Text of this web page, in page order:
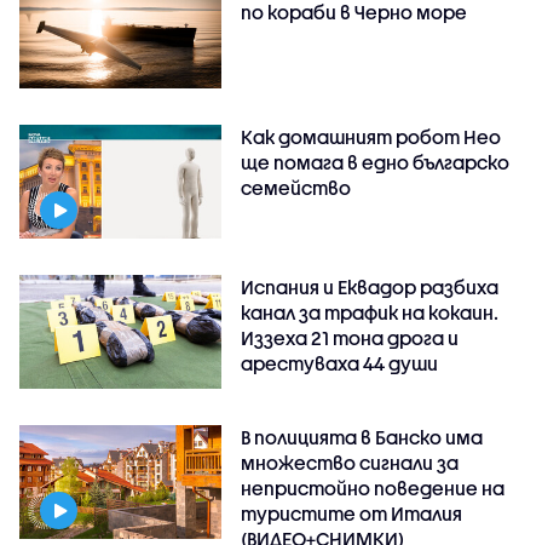
по кораби в Черно море
Как домашният робот Нео
ще помага в едно българско
семейство
Испания и Еквадор разбиха
канал за трафик на кокаин.
Иззеха 21 тона дрога и
арестуваха 44 души
В полицията в Банско има
множество сигнали за
непристойно поведение на
туристите от Италия
(ВИДЕО+СНИМКИ)